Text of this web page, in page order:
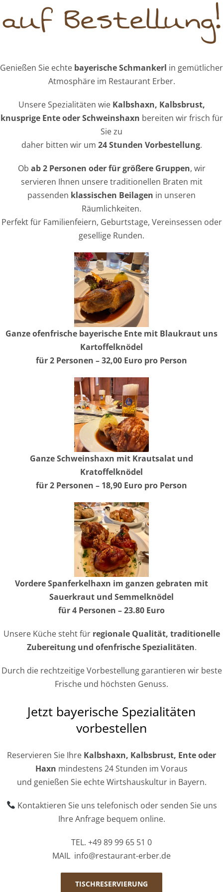
auf Bestellung!
Genießen Sie echte bayerische Schmankerl in gemütlicher
Atmosphäre im Restaurant Erber.
Unsere Spezialitäten wie Kalbshaxn, Kalbsbrust,
knusprige Ente oder Schweinshaxn bereiten wir frisch für
Sie zu
daher bitten wir um 24 Stunden Vorbestellung.
Ob ab 2 Personen oder für größere Gruppen, wir
servieren Ihnen unsere traditionellen Braten mit
passenden klassischen Beilagen in unseren
Räumlichkeiten.
Perfekt für Familienfeiern, Geburtstage, Vereinsessen oder
gesellige Runden.
Ganze ofenfrische bayerische Ente mit Blaukraut uns
Kartoffelknödel
für 2 Personen – 32,00 Euro pro Person
Ganze Schweinshaxn mit Krautsalat und
Kratoffelknödel
für 2 Personen – 18,90 Euro pro Person
Vordere Spanferkelhaxn im ganzen gebraten mit
Sauerkraut und Semmelknödel
für 4 Personen – 23.80 Euro
Unsere Küche steht für regionale Qualität, traditionelle
Zubereitung und ofenfrische Spezialitäten.
Durch die rechtzeitige Vorbestellung garantieren wir beste
Frische und höchsten Genuss.
Jetzt bayerische Spezialitäten
vorbestellen
Reservieren Sie Ihre Kalbshaxn, Kalbsbrust, Ente oder
Haxn mindestens 24 Stunden im Voraus
und genießen Sie echte Wirtshauskultur in Bayern.
Kontaktieren Sie uns telefonisch oder senden Sie uns
Ihre Anfrage bequem online.
TEL. +49 89 99 65 51 0
MAIL info@restaurant-erber.de
TISCHRESERVIERUNG